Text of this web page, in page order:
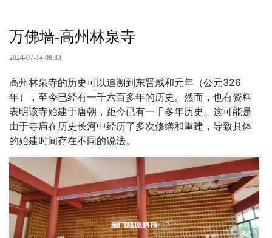
万佛墙-高州林泉寺
2024-07-14 08:33
高州林泉寺的历史可以追溯到东晋咸和元年（公元326
年），至今已经有一千六百多年的历史。然而，也有资料
表明该寺始建于唐朝，距今已有一千多年历史。这可能是
由于寺庙在历史长河中经历了多次修缮和重建，导致具体
的始建时间存在不同的说法。